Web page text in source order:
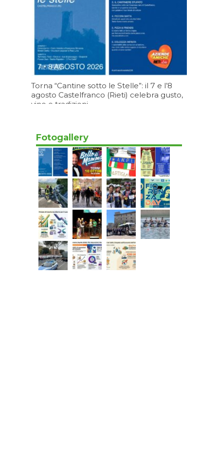
Torna “Cantine sotto le Stelle”: il 7 e l’8
agosto Castelfranco (Rieti) celebra gusto,
vino e tradizioni.
Fotogallery